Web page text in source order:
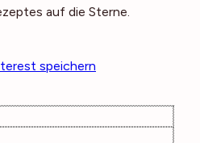
auf die Sterne.
speichern